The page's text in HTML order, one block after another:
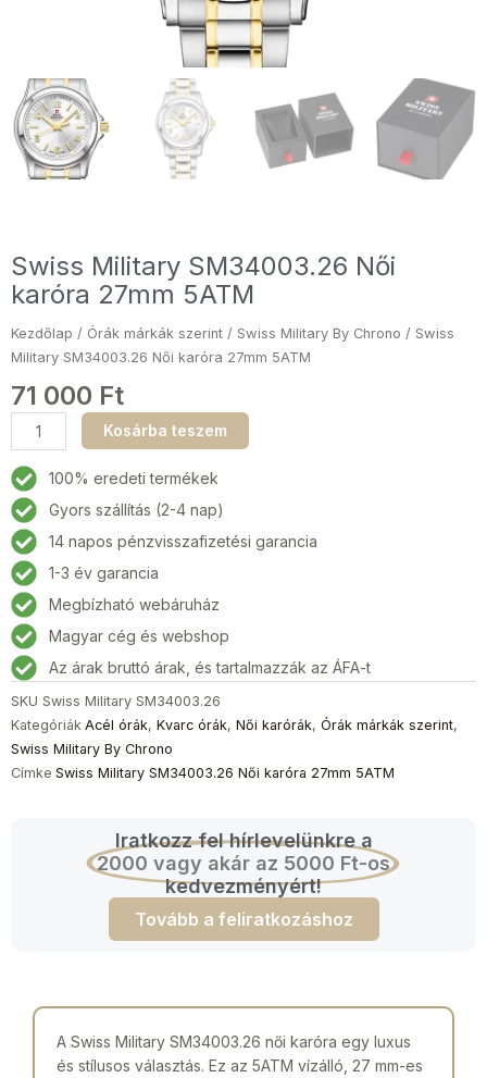
Swiss Military SM34003.26 Női
karóra 27mm 5ATM
Kezdőlap / Órák márkák szerint / Swiss Military By Chrono / Swiss
Military SM34003.26 Női karóra 27mm 5ATM
71 000 Ft
Swiss
Military
SM34003.26
Női
karóra
27mm
5ATM
mennyiség
Kosárba teszem
100% eredeti termékek
Gyors szállítás (2-4 nap)
14 napos pénzvisszafizetési garancia
1-3 év garancia
Megbízható webáruház
Magyar cég és webshop
Az árak bruttó árak, és tartalmazzák az ÁFA-t
SKU Swiss Military SM34003.26
Kategóriák Acél órák, Kvarc órák, Női karórák, Órák márkák szerint,
Swiss Military By Chrono
Címke Swiss Military SM34003.26 Női karóra 27mm 5ATM
Iratkozz fel hírlevelünkre a
2000 vagy akár az 5000 Ft-os
kedvezményért!
Tovább a feliratkozáshoz
A Swiss Military SM34003.26 női karóra egy luxus
és stílusos választás. Ez az 5ATM vízálló, 27 mm-es